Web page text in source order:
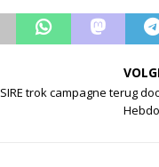
SIRE trok campagne terug